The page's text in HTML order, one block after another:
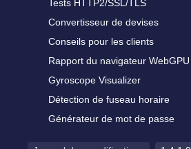
Tests HTTP2/SSL/TLS
Convertisseur de devises
Conseils pour les clients
Rapport du navigateur WebGPU
Gyroscope Visualizer
Détection de fuseau horaire
Générateur de mot de passe